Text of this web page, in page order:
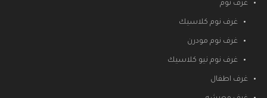
غرف نوم
غرف نوم كلاسيك
غرف نوم مودرن
غرف نوم نيو كلاسيك
غرف اطفال